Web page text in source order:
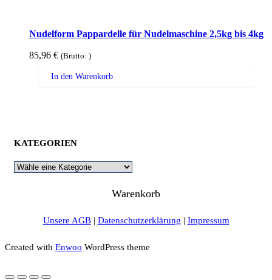
Nudelform Pappardelle für Nudelmaschine 2,5kg bis 4kg
85,96 € (Brutto: )
In den Warenkorb
KATEGORIEN
Warenkorb
Unsere AGB| Datenschutzerklärung | Impressum
Created with Enwoo WordPress theme